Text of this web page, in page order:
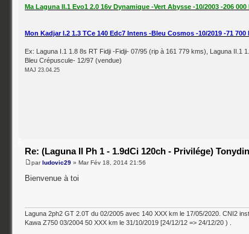
Ma Laguna II.1 Evo1 2.0 16v Dynamique -Vert Abysse -10/2003 -206 000
Mon Kadjar I.2 1.3 TCe 140 Edc7 Intens -Bleu Cosmos -10/2019 -71 700
Ex: Laguna I.1 1.8 8s RT Fidji -Fidji- 07/95 (rip à 161 779 kms), Laguna II.1
Bleu Crépuscule- 12/97 (vendue)
MAJ 23.04.25
Re: (Laguna II Ph 1 - 1.9dCi 120ch - Privilége)
parludovic29 » Mar Fév 18, 2014 21:56
Bienvenue à toi
Laguna 2ph2 GT 2.0T du 02/2005 avec 140 XXX km le 17/05/2020. CNI2
Kawa Z750 03/2004 50 XXX km le 31/10/2019 [24/12/12 => 24/12/20 ) .